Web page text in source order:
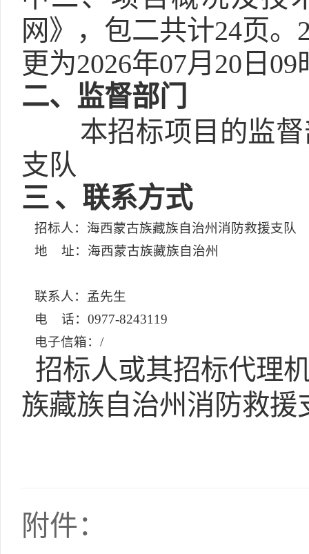
网》，包二共计24页
更为2026年07月20日
二、监督部门
本招标项目的监
支队
三 、联系方式
招标人：海西蒙古族藏族自治州消防救援支队
地 址：海西蒙古族藏族自治州
联系人：孟先生
电 话：0977-8243119
电子信箱：/
招标人或其招标代理
族藏族自治州消防救援
附件：